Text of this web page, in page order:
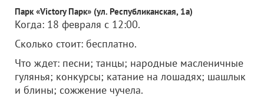
Парк «Victory Парк» (ул. Республиканская, 1а)
Когда: 18 февраля с 12:00.
Сколько стоит: бесплатно.
Что ждет: песни; танцы; народные масленичные
гулянья; конкурсы; катание на лошадях; шашлык
и блины; сожжение чучела.